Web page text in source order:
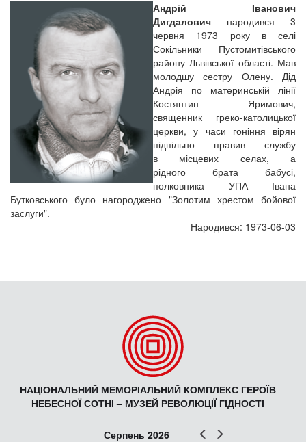
Андрій Іванович
Дигдалович народився 3
червня 1973 року в селі
Сокільники Пустомитівського
району Львівської області. Мав
молодшу сестру Олену. Дід
Андрія по материнській лінії
Костянтин Яримович,
священник греко-католицької
церкви, у часи гоніння вірян
підпільно правив службу
в місцевих селах, а
рідного брата бабусі,
полковника УПА Івана
Бутковського було нагороджено "Золотим хрестом бойової
заслуги".
Народився: 1973-06-03
НАЦІОНАЛЬНИЙ МЕМОРІАЛЬНИЙ КОМПЛЕКС ГЕРОЇВ
НЕБЕСНОЇ СОТНІ – МУЗЕЙ РЕВОЛЮЦІЇ ГІДНОСТІ
Попер
Серпень 2026